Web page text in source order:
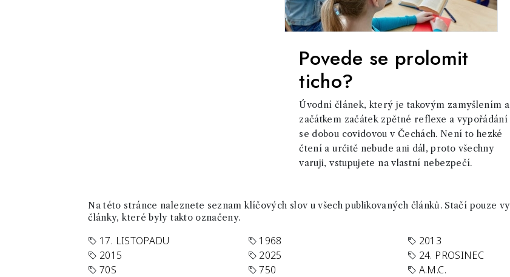
Povede se prolomit
ticho?
Úvodní článek, který je takovým zamyšlením a
začátkem začátek zpětné reflexe a vypořádání
se dobou covidovou v Čechách. Není to hezké
čtení a určitě nebude ani dál, proto všechny
varuji, vstupujete na vlastní nebezpečí.
Na této stránce naleznete seznam klíčových slov u všech publikovaných článků. Stačí pouze
články, které byly takto označeny.
17. LISTOPADU 1968 2013
2015
2025 24. PROSINEC
70S
750 A.M.C.